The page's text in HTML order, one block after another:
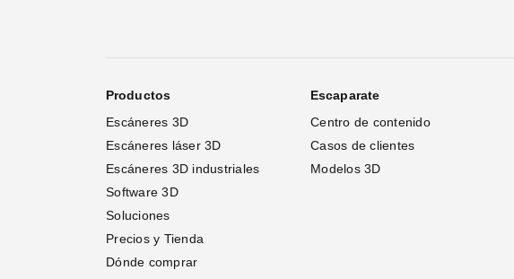
Productos
Escáneres 3D
Escáneres láser 3D
Escáneres 3D industriales
Software 3D
Soluciones
Precios y Tienda
Dónde comprar
Escaparate
Centro de contenido
Casos de clientes
Modelos 3D